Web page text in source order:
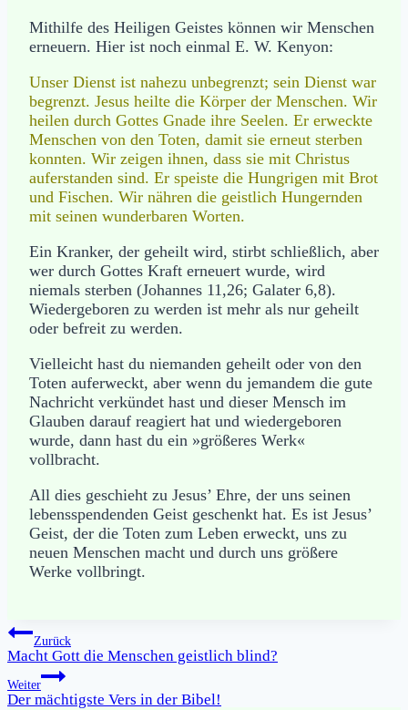
Mithilfe des Heiligen Geistes können wir Menschen
erneuern. Hier ist noch einmal E. W. Kenyon:
Unser Dienst ist nahezu unbegrenzt; sein Dienst war
begrenzt. Jesus heilte die Körper der Menschen. Wir
heilen durch Gottes Gnade ihre Seelen. Er erweckte
Menschen von den Toten, damit sie erneut sterben
konnten. Wir zeigen ihnen, dass sie mit Christus
auferstanden sind. Er speiste die Hungrigen mit Brot
und Fischen. Wir nähren die geistlich Hungernden
mit seinen wunderbaren Worten.
Ein Kranker, der geheilt wird, stirbt schließlich, aber
wer durch Gottes Kraft erneuert wurde, wird
niemals sterben (Johannes 11,26; Galater 6,8).
Wiedergeboren zu werden ist mehr als nur geheilt
oder befreit zu werden.
Vielleicht hast du niemanden geheilt oder von den
Toten auferweckt, aber wenn du jemandem die gute
Nachricht verkündet hast und dieser Mensch im
Glauben darauf reagiert hat und wiedergeboren
wurde, dann hast du ein »größeres Werk«
vollbracht.
All dies geschieht zu Jesus’ Ehre, der uns seinen
lebensspendenden Geist geschenkt hat. Es ist Jesus’
Geist, der die Toten zum Leben erweckt, uns zu
neuen Menschen macht und durch uns größere
Werke vollbringt.
Beitragsnavigation
Zurück
Macht Gott die Menschen geistlich blind?
Weiter
Der mächtigste Vers in der Bibel!